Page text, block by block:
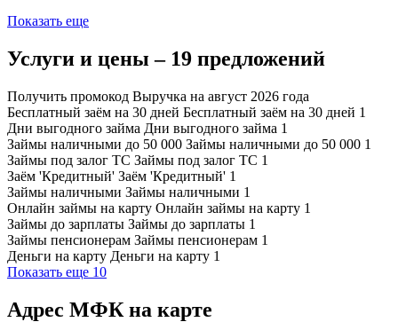
Показать еще
Услуги и цены – 19 предложений
Получить промокод Выручка на август 2026 года
Бесплатный заём на 30 дней Бесплатный заём на 30 дней 1
Дни выгодного займа Дни выгодного займа 1
Займы наличными до 50 000 Займы наличными до 50 000 1
Займы под залог ТС Займы под залог ТС 1
Заём 'Кредитный' Заём 'Кредитный' 1
Займы наличными Займы наличными 1
Онлайн займы на карту Онлайн займы на карту 1
Займы до зарплаты Займы до зарплаты 1
Займы пенсионерам Займы пенсионерам 1
Деньги на карту Деньги на карту 1
Показать еще 10
Адрес МФК на карте